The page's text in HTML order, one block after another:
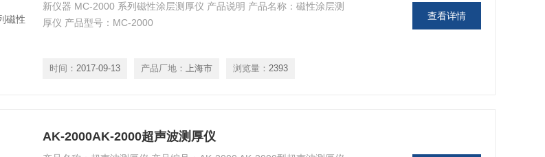
新仪器 MC-2000 系列磁性涂层测厚仪 产品说明 产品名称：磁性涂层测
厚仪 产品型号：MC-2000
时间： 2017-09-13 产品厂地： 上海市 浏览量： 2393
查看详情
AK-2000AK-2000超声波测厚仪